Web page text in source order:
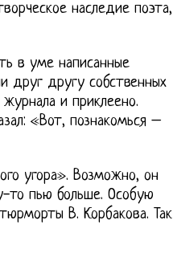
наследие поэта,
в уме написанные
друг другу собственных
и приклеено.
«Вот, познакомься –
угора». Возможно, он
то пью больше. Особую
В. Корбакова. Так